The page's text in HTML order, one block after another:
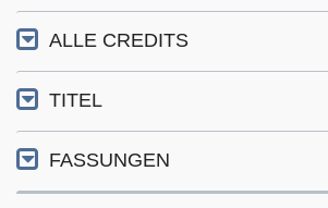
ALLE CREDITS
TITEL
FASSUNGEN